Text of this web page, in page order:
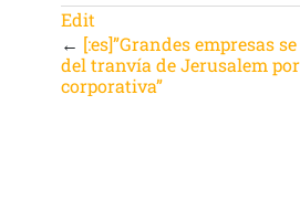
Edit
← [:es]”Grandes empresas
del tranvía de Jerusalem
corporativa”